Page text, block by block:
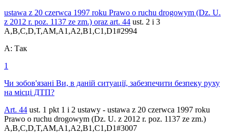
ustawa z 20 czerwca 1997 roku Prawo o ruchu drogowym (Dz. U.
z 2012 r. poz. 1137 ze zm.) oraz art. 44 ust. 2 i 3
A,B,C,D,T,AM,A1,A2,B1,C1,D1#2994
A: Так
1
Чи зобов'язані Ви, в даній ситуації, забезпечити безпеку руху
на місці ДТП?
Art. 44 ust. 1 pkt 1 i 2 ustawy - ustawa z 20 czerwca 1997 roku
Prawo o ruchu drogowym (Dz. U. z 2012 r. poz. 1137 ze zm.)
A,B,C,D,T,AM,A1,A2,B1,C1,D1#3007